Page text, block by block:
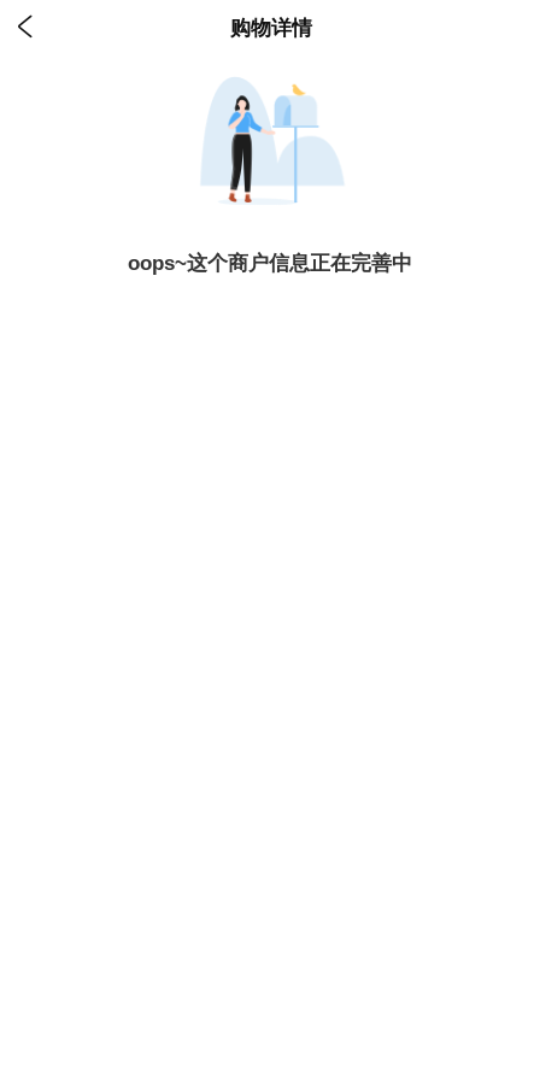
 购物详情
oops~这个商户信息正在完善中